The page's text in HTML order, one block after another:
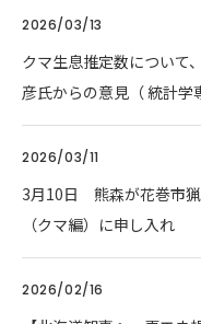
2026/03/13
クマ生息推定数につい
彦氏からの意見（ 統計学
2026/03/11
3月10日 熊森が花巻市
（クマ編）に申し入れ
2026/02/16